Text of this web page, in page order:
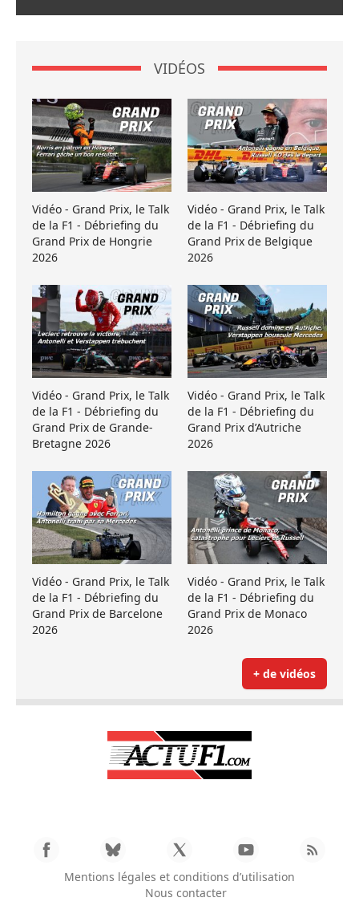
VIDÉOS
Vidéo - Grand Prix, le Talk
de la F1 - Débriefing du
Grand Prix de Hongrie
2026
Vidéo - Grand Prix, le Talk
de la F1 - Débriefing du
Grand Prix de Belgique
2026
Vidéo - Grand Prix, le Talk
de la F1 - Débriefing du
Grand Prix de Grande-
Bretagne 2026
Vidéo - Grand Prix, le Talk
de la F1 - Débriefing du
Grand Prix d’Autriche
2026
Vidéo - Grand Prix, le Talk
de la F1 - Débriefing du
Grand Prix de Barcelone
2026
Vidéo - Grand Prix, le Talk
de la F1 - Débriefing du
Grand Prix de Monaco
2026
+ de vidéos
Mentions légales et conditions d’utilisation
Nous contacter